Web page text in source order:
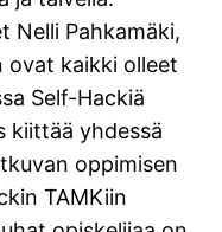
Nelli Pahkamäki,
ovat kaikki olleet
Self-Hackiä
kiittää yhdessä
oppimisen
TAMKiin